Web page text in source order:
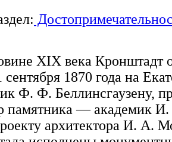
XIX века Кронштадт
сентября 1870 года на
Ф. Ф. Беллинсгаузену,
памятника — академик
архитектора И. А.